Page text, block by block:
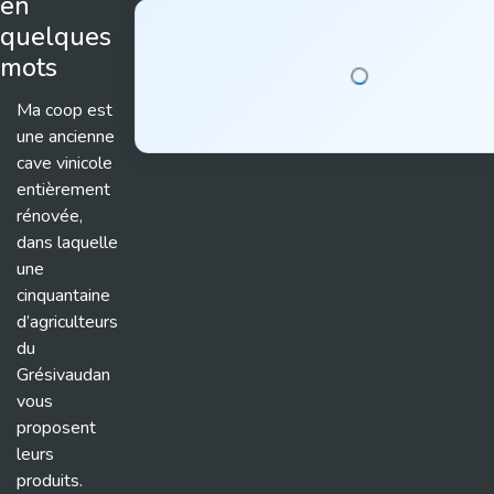
quelques
mots
Ma coop est
une ancienne
cave vinicole
entièrement
rénovée,
dans laquelle
une
cinquantaine
d’agriculteurs
du
Grésivaudan
vous
proposent
leurs
produits.